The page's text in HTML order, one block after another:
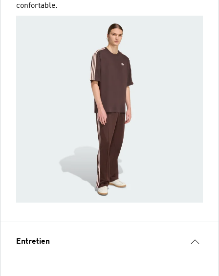
confortable.
Entretien